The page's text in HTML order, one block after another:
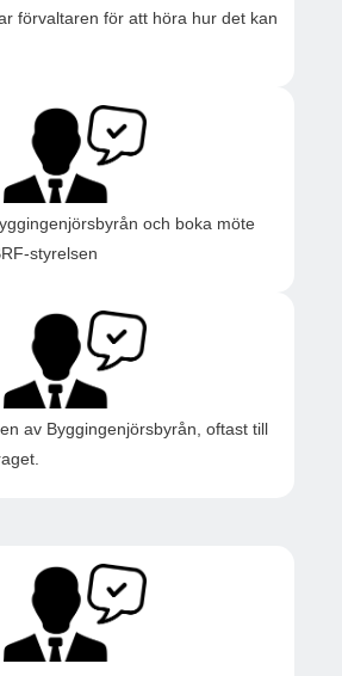
förvaltaren för att höra hur det kan
och boka möte
styrelsen
av Byggingenjörsbyrån, oftast till